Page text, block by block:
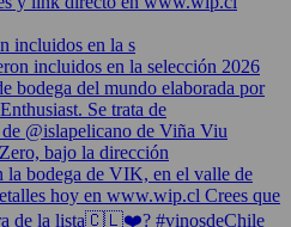
incluidos en la s